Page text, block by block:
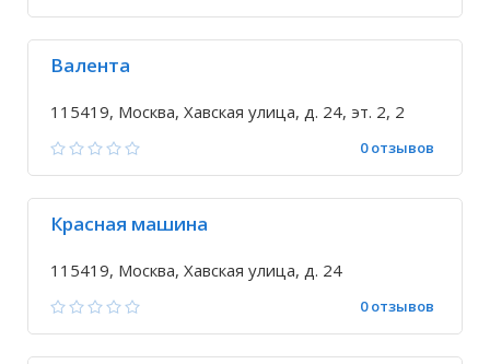
Валента
115419, Москва, Хавская улица, д. 24, эт. 2, 2
0 отзывов
Красная машина
115419, Москва, Хавская улица, д. 24
0 отзывов